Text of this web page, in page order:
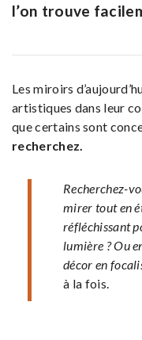
l’on trouve
Les miroirs
artistiques dans leur
que certains sont
recherchez.
Recherchez-
mirer tout en
réfléchissant
lumière ? Ou
décor en
à la fois.